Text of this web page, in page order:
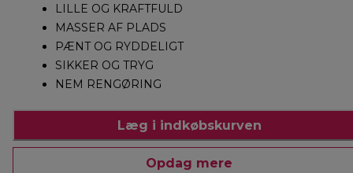
LILLE OG KRAFTFULD
MASSER AF PLADS
PÆNT OG RYDDELIGT
SIKKER OG TRYG
NEM RENGØRING
Læg i indkøbskurven
Opdag mere